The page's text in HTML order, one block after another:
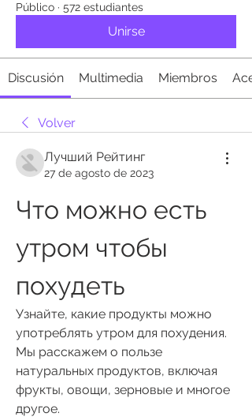
Público · 572 estudiantes
Unirse
Discusión Multimedia Miembros
Volver
Лучший Рейтинг
27 de agosto de 2023
Что можно есть
утром чтобы
похудеть
Узнайте, какие продукты можно
употреблять утром для похудения.
Мы расскажем о пользе
натуральных продуктов, включая
фрукты, овощи, зерновые и многое
другое.